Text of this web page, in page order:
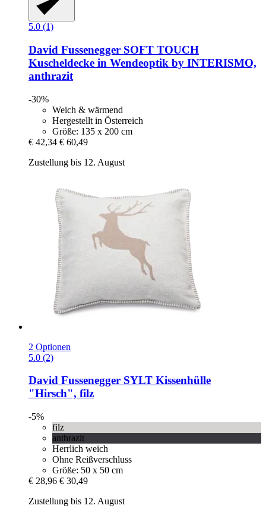
5.0 (1)
David Fussenegger SOFT TOUCH
Kuscheldecke in Wendeoptik by INTERISMO,
anthrazit
-30%
Weich & wärmend
Hergestellt in Österreich
Größe: 135 x 200 cm
€ 42,34 € 60,49
Zustellung bis 12. August
2 Optionen
5.0 (2)
David Fussenegger SYLT Kissenhülle
"Hirsch", filz
-5%
filz
anthrazit
Herrlich weich
Ohne Reißverschluss
Größe: 50 x 50 cm
€ 28,96 € 30,49
Zustellung bis 12. August